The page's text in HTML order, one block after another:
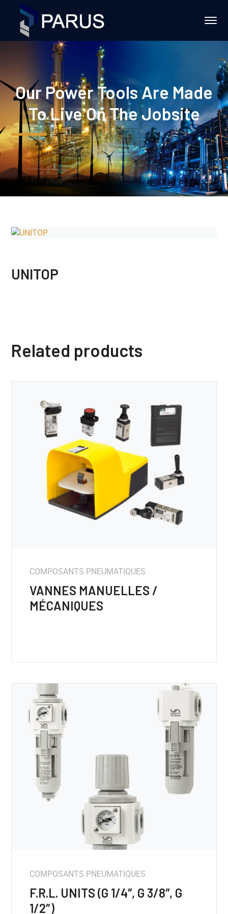
Our Power Tools Are Made
To Live On The Jobsite
UNITOP
Related products
COMPOSANTS PNEUMATIQUES
VANNES MANUELLES /
MÉCANIQUES
COMPOSANTS PNEUMATIQUES
F.R.L. UNITS (G 1/4″, G 3/8″, G
1/2″)